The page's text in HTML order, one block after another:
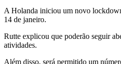
A Holanda iniciou um novo
14 de janeiro.
Rutte explicou que poderão seguir
atividades.
Além disso, será permitido um